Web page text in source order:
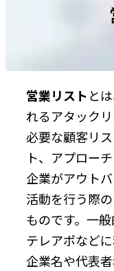
営業リストと
れるアタック
必要な顧客リ
ト、アプロー
企業がアウト
活動を行う際
ものです。一
テレアポなど
企業名や代表